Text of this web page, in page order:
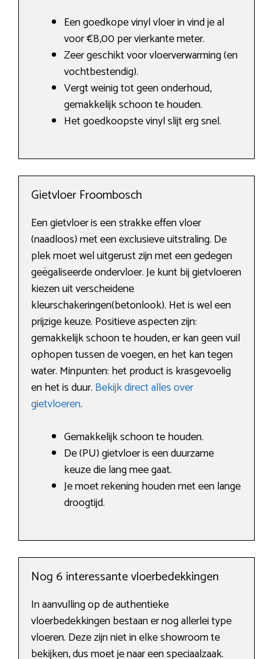
Een goedkope vinyl vloer in vind je al
voor €8,00 per vierkante meter.
Zeer geschikt voor vloerverwarming (en
vochtbestendig).
Vergt weinig tot geen onderhoud,
gemakkelijk schoon te houden.
Het goedkoopste vinyl slijt erg snel.
Gietvloer Froombosch
Een gietvloer is een strakke effen vloer
(naadloos) met een exclusieve uitstraling. De
plek moet wel uitgerust zijn met een gedegen
geëgaliseerde ondervloer. Je kunt bij gietvloeren
kiezen uit verscheidene
kleurschakeringen(betonlook). Het is wel een
prijzige keuze. Positieve aspecten zijn:
gemakkelijk schoon te houden, er kan geen vuil
ophopen tussen de voegen, en het kan tegen
water. Minpunten: het product is krasgevoelig
en het is duur. Bekijk direct alles over
gietvloeren.
Gemakkelijk schoon te houden.
De (PU) gietvloer is een duurzame
keuze die lang mee gaat.
Je moet rekening houden met een lange
droogtijd.
Nog 6 interessante vloerbedekkingen
In aanvulling op de authentieke
vloerbedekkingen bestaan er nog allerlei type
vloeren. Deze zijn niet in elke showroom te
bekijken, dus moet je naar een speciaalzaak.